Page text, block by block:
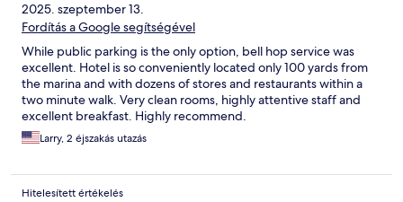
2025. szeptember 13.
Fordítás a Google segítségével
While public parking is the only option, bell hop service was
excellent. Hotel is so conveniently located only 100 yards from
the marina and with dozens of stores and restaurants within a
two minute walk. Very clean rooms, highly attentive staff and
excellent breakfast. Highly recommend.
Larry, 2 éjszakás utazás
Hitelesített értékelés